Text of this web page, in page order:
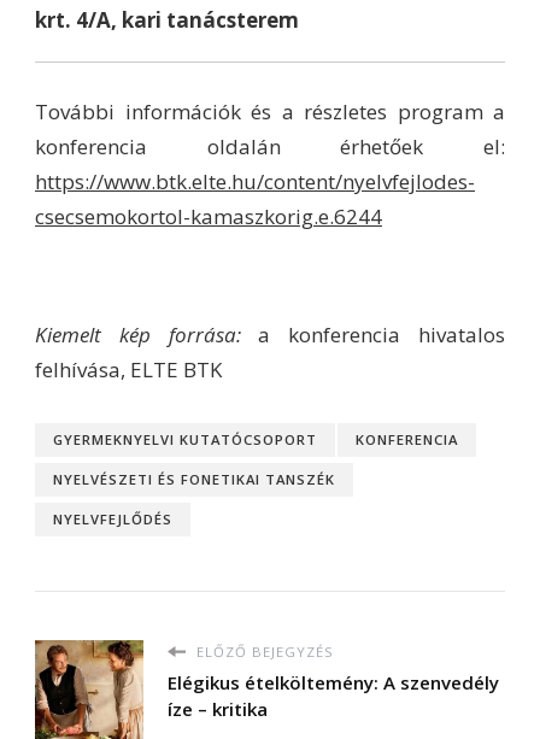
krt. 4/A, kari tanácsterem
További információk és a részletes program a
konferencia oldalán érhetőek el:
https://www.btk.elte.hu/content/nyelvfejlodes-
csecsemokortol-kamaszkorig.e.6244
Kiemelt kép forrása:a konferencia hivatalos
felhívása, ELTE BTK
GYERMEKNYELVI KUTATÓCSOPORT KONFERENCIA
NYELVÉSZETI ÉS FONETIKAI TANSZÉK
NYELVFEJLŐDÉS
ELŐZŐ BEJEGYZÉS
Elégikus ételköltemény: A szenvedély
íze – kritika